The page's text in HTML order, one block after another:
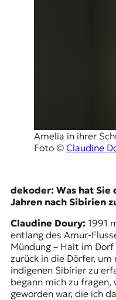
Amelia in ihrer
Foto © Claudine
dekoder: Was hat Sie
Jahren nach Sibirien
Claudine Doury: 1991
entlang des Amur-
Mündung – Halt im
zurück in die Dörfer,
indigenen Sibirier zu
begann mich zu fragen,
geworden war, die ich